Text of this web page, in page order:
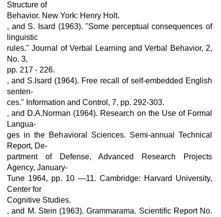
Structure of
Behavior. New York: Henry Holt.
, and S. Isard (1963). "Some perceptual consequences of
linguistic
rules." Journal of Verbal Learning and Verbal Behavior, 2,
No. 3,
pp. 217 - 226.
, and S.Isard (1964). Free recall of self-embedded English
senten-
ces." Information and Control, 7, pp. 292-303.
, and D.A.Norman (1964). Research on the Use of Formal
Langua-
ges in the Behavioral Sciences. Semi-annual Technical
Report, De-
partment of Defense, Advanced Research Projects
Agency, January-
Tune 1964, pp. 10 —11. Cambridge: Harvard University,
Center for
Cognitive Studies.
, and M. Stein (1963). Grammarama. Scientific Report No.